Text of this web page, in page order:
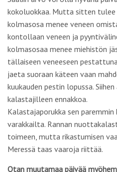
Kalastajaporukka sen paremmin
varakkailta. Rannan
toimeen, mutta rikastumisen
Meressä taas vaaroja riittää.
Otan muutamaa päivää
tuntumaa ranta-aallokon
että tilanne riistäytyy helposti
Grand-Popon rantoja koskee
kokemusten perustelema
Virtaukset ovat arvaamattomia
valtava. Hukkuneiden joukkoon
kalastajia.